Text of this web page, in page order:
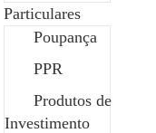
Particulares
Poupança
PPR
Produtos de
Investimento
(só